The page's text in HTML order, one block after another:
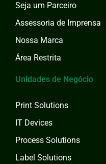
Seja um Parceiro
Assessoria de Imprensa
Nossa Marca
Área Restrita
Unidades de Negócio
Print Solutions
IT Devices
Process Solutions
Label Solutions